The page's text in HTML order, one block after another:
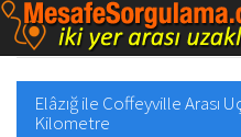
Elâzığ ile Coffeyville Arası
Kilometre